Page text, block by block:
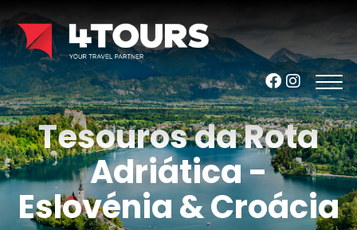
Tesouros da Rota
Adriática -
Eslovénia & Croácia